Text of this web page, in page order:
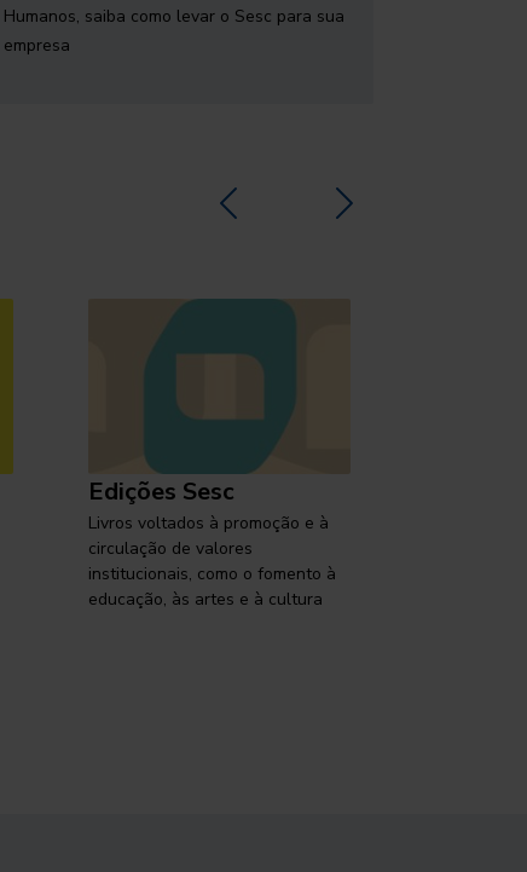
Humanos, saiba como levar o Sesc para sua
empresa
Edições Sesc
Livros voltados à promoção e à
circulação de valores
institucionais, como o fomento à
educação, às artes e à cultura